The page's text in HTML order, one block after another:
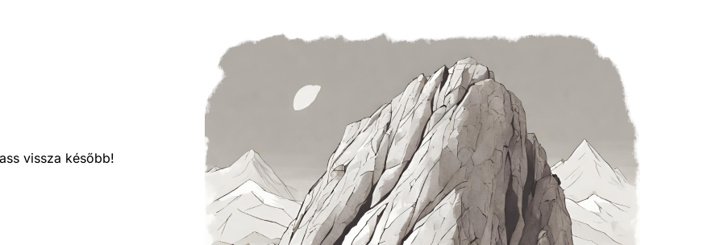
vissza később!